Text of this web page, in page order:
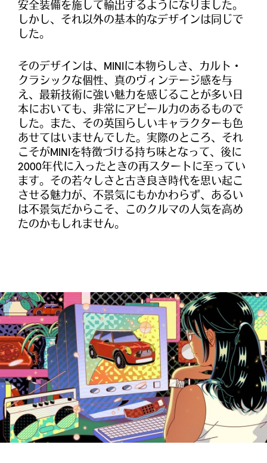
安全装備を施して輸出するようになりました。
しかし、それ以外の基本的なデザインは同じで
した。
そのデザインは、MINIに本物らしさ、カルト・
クラシックな個性、真のヴィンテージ感を与
え、最新技術に強い魅力を感じることが多い日
本においても、非常にアピール力のあるもので
した。また、その英国らしいキャラクターも色
あせてはいませんでした。実際のところ、それ
こそがMINIを特徴づける持ち味となって、後に
2000年代に入ったときの再スタートに至ってい
ます。その若々しさと古き良き時代を思い起こ
させる魅力が、不景気にもかかわらず、あるい
は不景気だからこそ、このクルマの人気を高め
たのかもしれません。